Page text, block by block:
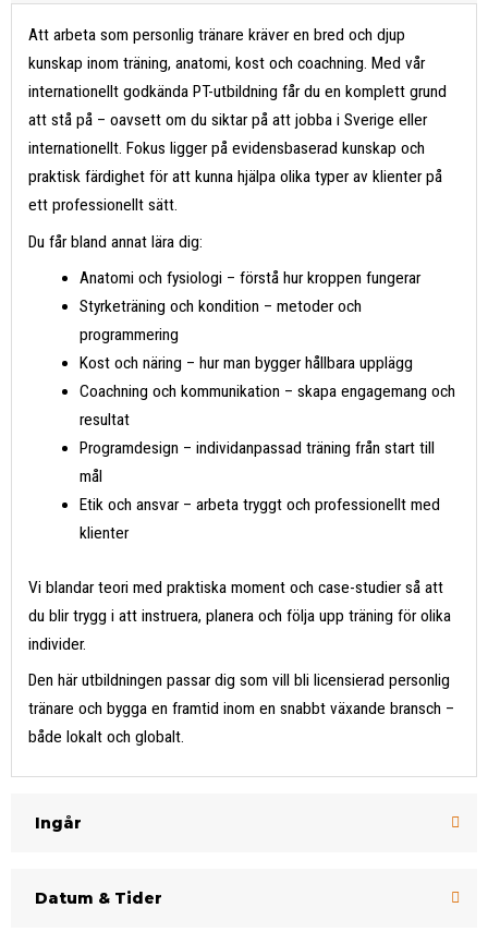
Att arbeta som personlig tränare kräver en bred och djup
kunskap inom träning, anatomi, kost och coachning. Med vår
internationellt godkända PT-utbildning får du en komplett grund
att stå på – oavsett om du siktar på att jobba i Sverige eller
internationellt. Fokus ligger på evidensbaserad kunskap och
praktisk färdighet för att kunna hjälpa olika typer av klienter på
ett professionellt sätt.
Du får bland annat lära dig:
Anatomi och fysiologi – förstå hur kroppen fungerar
Styrketräning och kondition – metoder och
programmering
Kost och näring – hur man bygger hållbara upplägg
Coachning och kommunikation – skapa engagemang och
resultat
Programdesign – individanpassad träning från start till
mål
Etik och ansvar – arbeta tryggt och professionellt med
klienter
Vi blandar teori med praktiska moment och case-studier så att
du blir trygg i att instruera, planera och följa upp träning för olika
individer.
Den här utbildningen passar dig som vill bli licensierad personlig
tränare och bygga en framtid inom en snabbt växande bransch –
både lokalt och globalt.
Ingår
Datum & Tider